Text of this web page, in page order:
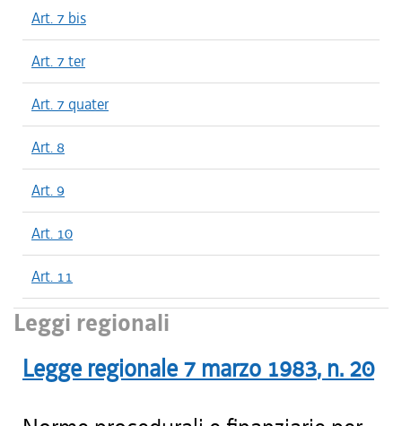
Art. 7 bis
Art. 7 ter
Art. 7 quater
Art. 8
Art. 9
Art. 10
Art. 11
Leggi regionali
Legge regionale 7 marzo 1983, n. 20